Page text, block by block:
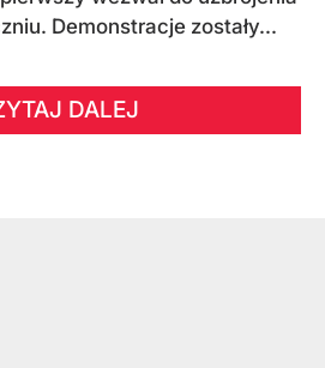
Demonstracje zostały...
DALEJ